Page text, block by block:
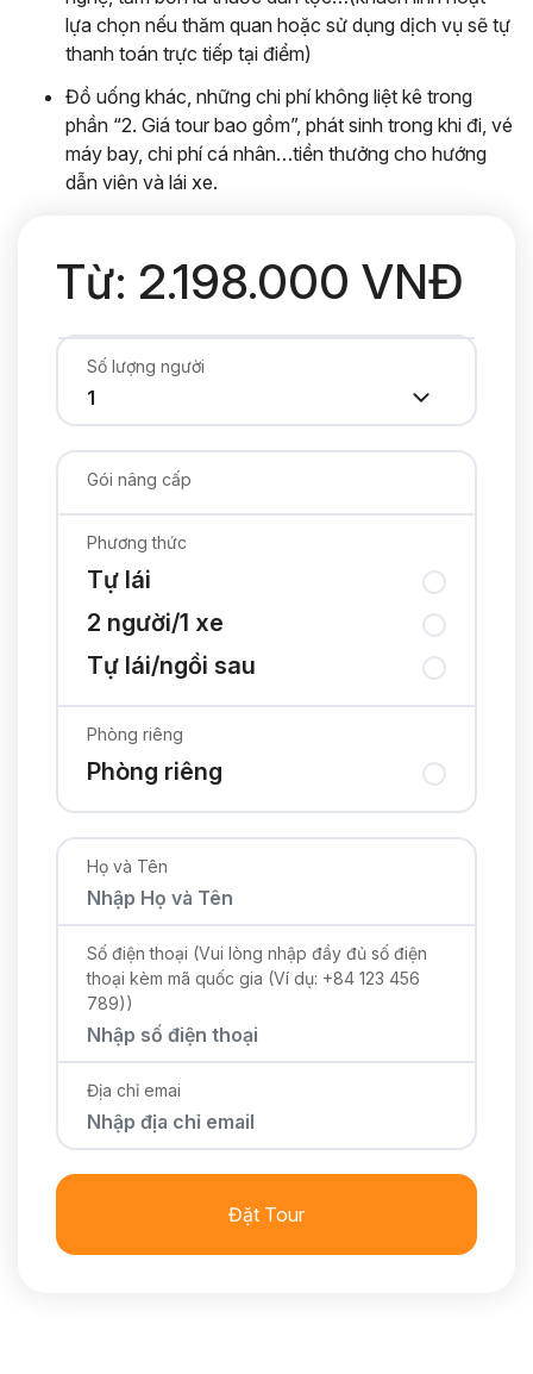
lựa chọn nếu thăm quan hoặc sử dụng dịch vụ sẽ tự
thanh toán trực tiếp tại điểm)
Đồ uống khác, những chi phí không liệt kê trong
phần “2. Giá tour bao gồm”, phát sinh trong khi đi, vé
máy bay, chi phí cá nhân…tiền thưởng cho hướng
dẫn viên và lái xe.
Từ: 2.198.000 VNĐ
Số lượng người
Gói nâng cấp
Phương thức
Tự lái
2 người/1 xe
Tự lái/ngồi sau
Phòng riêng
Phòng riêng
Họ và Tên
Số điện thoại (Vui lòng nhập đầy đủ số điện
thoại kèm mã quốc gia (Ví dụ: +84 123 456
789))
Địa chỉ emai
Đặt Tour